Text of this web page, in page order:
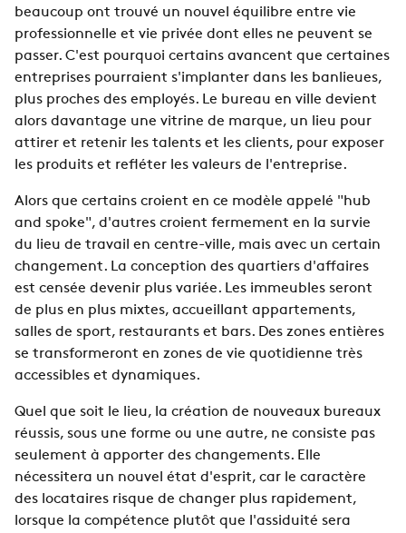
beaucoup ont trouvé un nouvel équilibre entre vie
professionnelle et vie privée dont elles ne peuvent se
passer. C'est pourquoi certains avancent que certaines
entreprises pourraient s'implanter dans les banlieues,
plus proches des employés. Le bureau en ville devient
alors davantage une vitrine de marque, un lieu pour
attirer et retenir les talents et les clients, pour exposer
les produits et refléter les valeurs de l'entreprise.
Alors que certains croient en ce modèle appelé "hub
and spoke", d'autres croient fermement en la survie
du lieu de travail en centre-ville, mais avec un certain
changement. La conception des quartiers d'affaires
est censée devenir plus variée. Les immeubles seront
de plus en plus mixtes, accueillant appartements,
salles de sport, restaurants et bars. Des zones entières
se transformeront en zones de vie quotidienne très
accessibles et dynamiques.
Quel que soit le lieu, la création de nouveaux bureaux
réussis, sous une forme ou une autre, ne consiste pas
seulement à apporter des changements. Elle
nécessitera un nouvel état d'esprit, car le caractère
des locataires risque de changer plus rapidement,
lorsque la compétence plutôt que l'assiduité sera